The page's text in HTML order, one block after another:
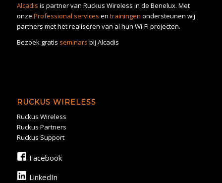
Alcadis is partner van Ruckus Wireless in de Benelux. Met
onze Professional services en trainingen ondersteunen wij
partners met het realiseren van al hun Wi-Fi projecten.
Bezoek gratis seminars bij Alcadis
RUCKUS WIRELESS
Ruckus Wireless
Ruckus Partners
Ruckus Support
Facebook
LinkedIn